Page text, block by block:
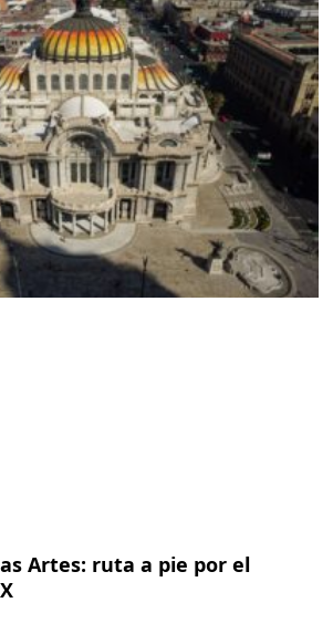
Artes: ruta a pie por el